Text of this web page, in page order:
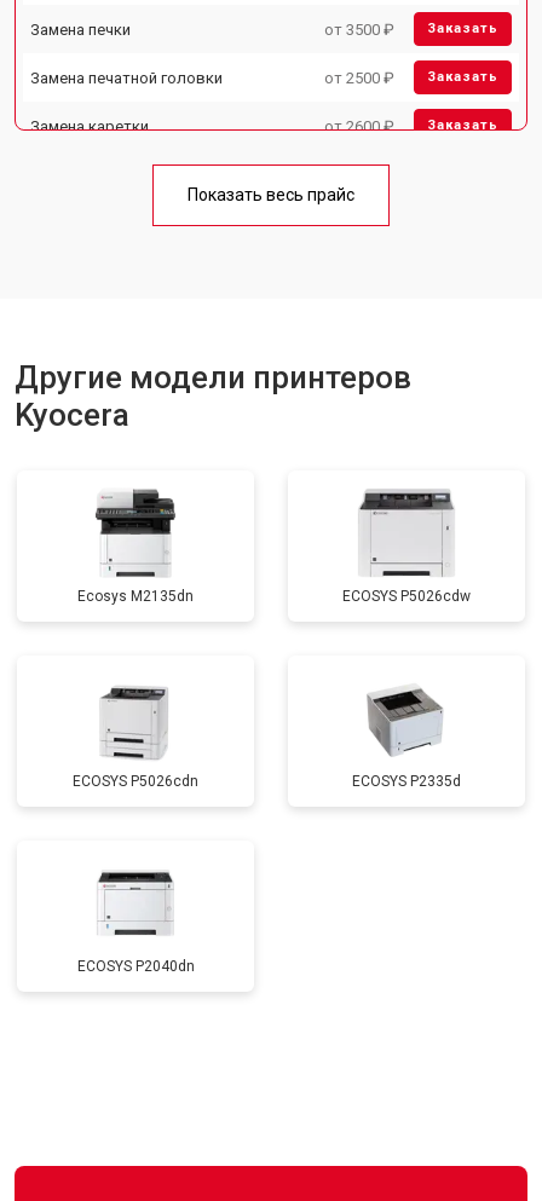
Замена печки от 3500 ₽ Заказать
Замена печатной головки от 2500 ₽ Заказать
Замена каретки от 2600 ₽ Заказать
Замена блока питания от 2300 ₽
Показать весь прайс
Другие модели принтеров
Kyocera
Ecosys M2135dn ECOSYS P5026cdw
ECOSYS P5026cdn ECOSYS P2335d
ECOSYS P2040dn